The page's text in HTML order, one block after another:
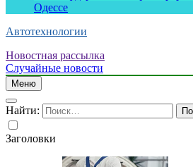
Одессе
Автотехнологии
Новостная рассылка
Случайные новости
Меню
Найти:
Заголовки